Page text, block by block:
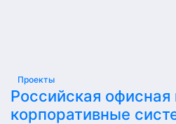
Проекты
Российская офисная
корпоративные